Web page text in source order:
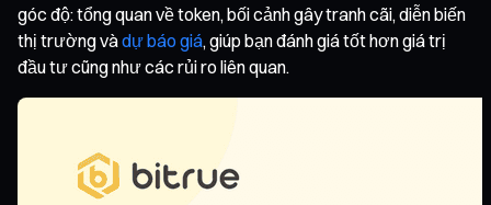
góc độ: tổng quan về token, bối cảnh gây tranh cãi, diễn biến
thị trường vàdự báo giá, giúp bạn đánh giá tốt hơn giá trị
đầu tư cũng như các rủi ro liên quan.